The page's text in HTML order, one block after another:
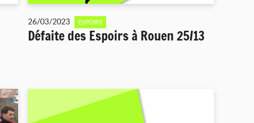
26/03/2023 ESPOIRS
Défaite des Espoirs à Rouen 25/13